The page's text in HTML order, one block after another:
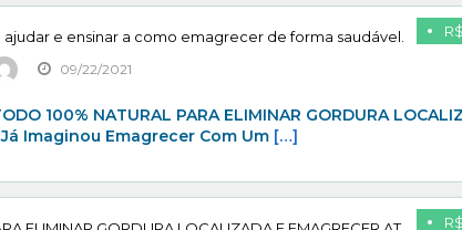
ajudar e ensinar a como emagrecer de forma saudável.
09/22/2021
100% NATURAL PARA ELIMINAR GORDURA
Já Imaginou Emagrecer Com Um […]